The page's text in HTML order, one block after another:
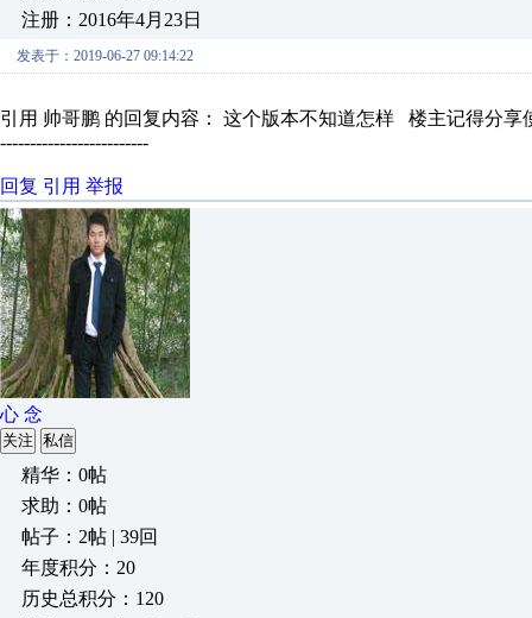
注册：2016年4月23日
发表于：2019-06-27 09:14:22
引用 帅哥鹏 的回复内容： 这个版本不知道怎样 楼主记得分享
-------------------------
回复 引用 举报
心 念
关注 私信
精华：0帖
求助：0帖
帖子：2帖 | 39回
年度积分：20
历史总积分：120